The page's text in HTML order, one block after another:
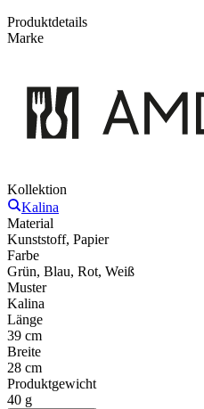
Produktdetails
Marke
Kollektion
Kalina
Material
Kunststoff, Papier
Farbe
Grün, Blau, Rot, Weiß
Muster
Kalina
Länge
39 cm
Breite
28 cm
Produktgewicht
40 g